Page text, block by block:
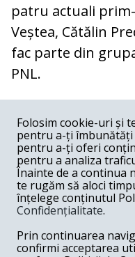
patru actuali
Veștea, Cătălin
fac parte din
PNL.
COMENTARII
Nume
Email
Folosim cookie-uri și
pentru a-ți îmbunătăți
pentru a-ți oferi
pentru a analiza
Înainte de a continua
te rugăm să aloci
înțelege conținutul
Confidențialitate.
Prin continuarea
confirmi acceptarea